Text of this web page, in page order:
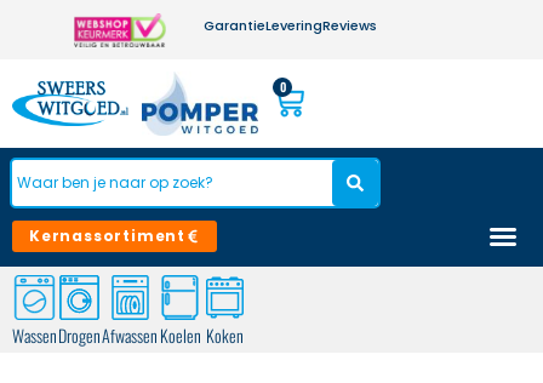
GarantieLeveringReviews
0
Kernassortiment
WassenDrogenAfwassenKoelen Koken